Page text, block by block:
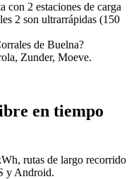
con 2 estaciones de carga
2 son ultrarrápidas (150
de Buelna?
Zunder, Moeve.
en tiempo
rutas de largo recorrido
y Android.